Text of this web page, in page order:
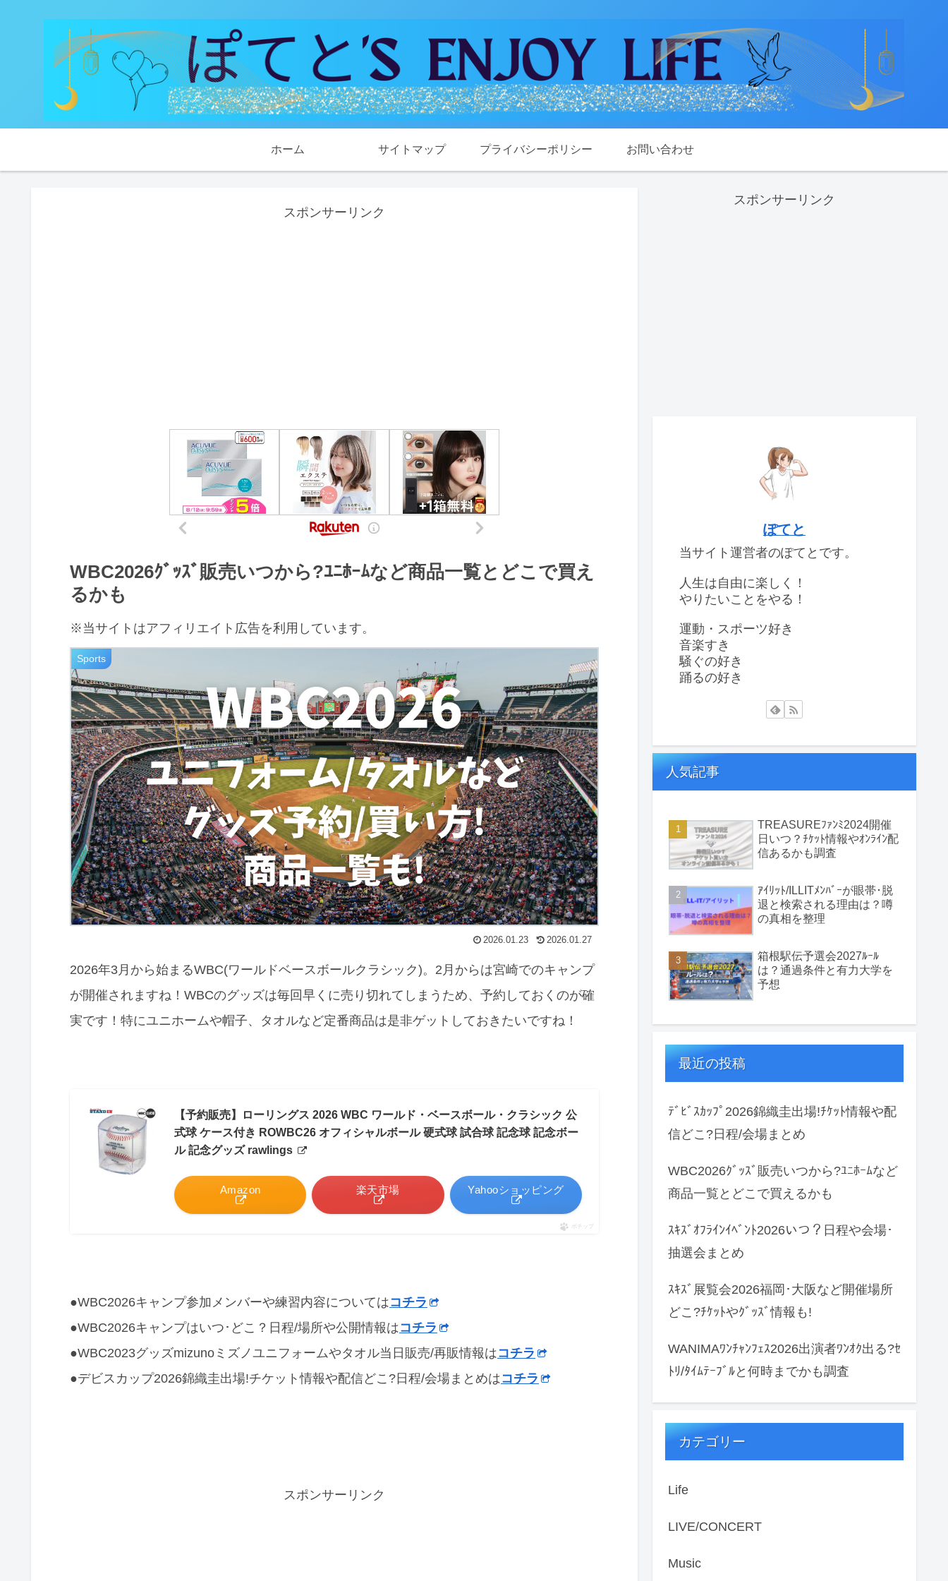
ホーム サイトマップ プライバシーポリシー お問い合わせ
スポンサーリンク
WBC2026ｸﾞｯｽﾞ販売いつから?ﾕﾆﾎｰﾑなど商品一覧とどこで買え
るかも
※当サイトはアフィリエイト広告を利用しています。
Sports
2026.01.23 2026.01.27
2026年3月から始まるWBC(ワールドベースボールクラシック)。2月からは宮崎でのキャンプ
が開催されますね！WBCのグッズは毎回早くに売り切れてしまうため、予約しておくのが確
実です！特にユニホームや帽子、タオルなど定番商品は是非ゲットしておきたいですね！
【予約販売】ローリングス 2026 WBC ワールド・ベースボール・クラシック 公
式球 ケース付き ROWBC26 オフィシャルボール 硬式球 試合球 記念球 記念ボー
ル 記念グッズ rawlings
Amazon 楽天市場 Yahooショッピング
ポチップ
●WBC2026キャンプ参加メンバーや練習内容についてはコチラ
●WBC2026キャンプはいつ･どこ？日程/場所や公開情報はコチラ
●WBC2023グッズmizunoミズノユニフォームやタオル当日販売/再販情報はコチラ
●デビスカップ2026錦織圭出場!チケット情報や配信どこ?日程/会場まとめはコチラ
スポンサーリンク
スポンサーリンク
ぽてと
当サイト運営者のぽてとです。
人生は自由に楽しく！
やりたいことをやる！
運動・スポーツ好き
音楽すき
騒ぐの好き
踊るの好き
人気記事
TREASUREﾌｧﾝﾐ2024開催
日いつ？ﾁｹｯﾄ情報やｵﾝﾗｲﾝ配
信あるかも調査
ｱｲﾘｯﾄ/ILLITﾒﾝﾊﾞｰが眼帯･脱
退と検索される理由は？噂
の真相を整理
箱根駅伝予選会2027ﾙｰﾙ
は？通過条件と有力大学を
予想
最近の投稿
ﾃﾞﾋﾞｽｶｯﾌﾟ2026錦織圭出場!ﾁｹｯﾄ情報や配
信どこ?日程/会場まとめ
WBC2026ｸﾞｯｽﾞ販売いつから?ﾕﾆﾎｰﾑなど
商品一覧とどこで買えるかも
ｽｷｽﾞｵﾌﾗｲﾝｲﾍﾞﾝﾄ2026いつ？日程や会場･
抽選会まとめ
ｽｷｽﾞ展覧会2026福岡･大阪など開催場所
どこ?ﾁｹｯﾄやｸﾞｯｽﾞ情報も!
WANIMAﾜﾝﾁｬﾝﾌｪｽ2026出演者ﾜﾝｵｸ出る?ｾ
ﾄﾘ/ﾀｲﾑﾃｰﾌﾞﾙと何時までかも調査
カテゴリー
Life
LIVE/CONCERT
Music